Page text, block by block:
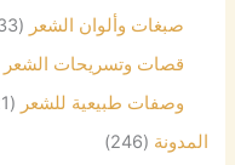
صبغات وألوان الشعر (233)
قصات وتسريحات الشعر
وصفات طبيعية للشعر (21)
المدونة (246)